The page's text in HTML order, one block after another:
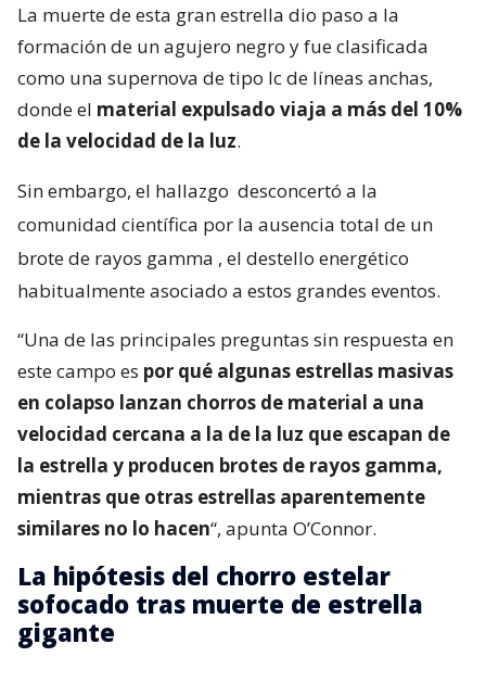
La muerte de esta gran estrella dio paso a la
formación de un agujero negro y fue clasificada
como una supernova de tipo Ic de líneas anchas,
donde el material expulsado viaja a más del 10%
de la velocidad de la luz.
Sin embargo, el hallazgo desconcertó a la
comunidad científica por la ausencia total de un
brote de rayos gamma , el destello energético
habitualmente asociado a estos grandes eventos.
“Una de las principales preguntas sin respuesta en
este campo es por qué algunas estrellas masivas
en colapso lanzan chorros de material a una
velocidad cercana a la de la luz que escapan de
la estrella y producen brotes de rayos gamma,
mientras que otras estrellas aparentemente
similares no lo hacen“, apunta O’Connor.
La hipótesis del chorro estelar
sofocado tras muerte de estrella
gigante